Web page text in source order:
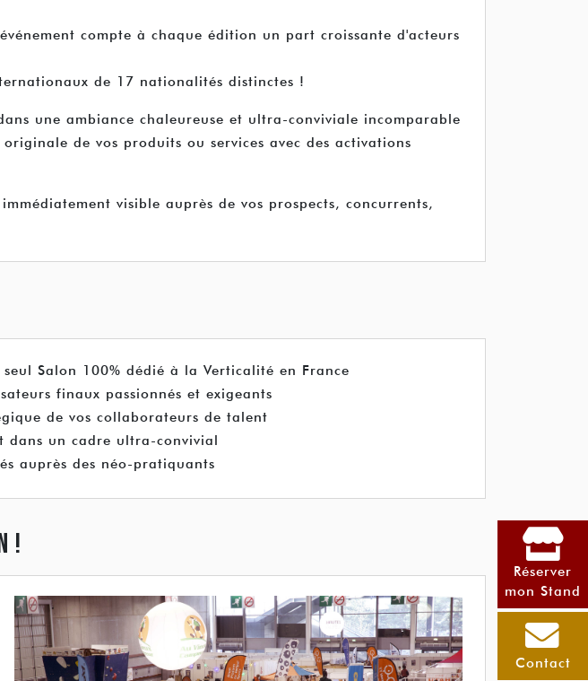
compte à chaque édition un part croissante d'acteurs
de 17 nationalités distinctes !
une ambiance chaleureuse et ultra-conviviale incomparable
de vos produits ou services avec des activations
visible auprès de vos prospects, concurrents,
Salon 100% dédié à la Verticalité en France
finaux passionnés et exigeants
de vos collaborateurs de talent
dans un cadre ultra-convivial
auprès des néo-pratiquants
!
Réserver
mon Stand
Contact